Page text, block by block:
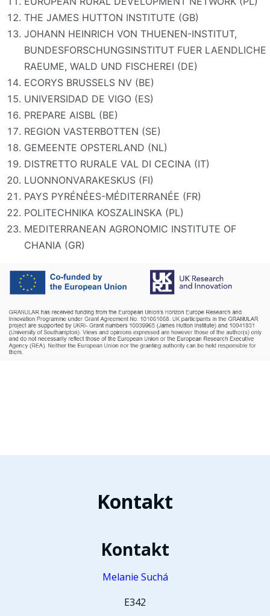
THE JAMES HUTTON INSTITUTE (GB)
JOHANN HEINRICH VON THUENEN-INSTITUT,
BUNDESFORSCHUNGSINSTITUT FUER LAENDLICHE
RAEUME, WALD UND FISCHEREI (DE)
ECORYS BRUSSELS NV (BE)
UNIVERSIDAD DE VIGO (ES)
PREPARE AISBL (BE)
REGION VASTERBOTTEN (SE)
GEMEENTE OPSTERLAND (NL)
DISTRETTO RURALE VAL DI CECINA (IT)
LUONNONVARAKESKUS (FI)
PAYS PYRÉNÉES-MÉDITERRANÉE (FR)
POLITECHNIKA KOSZALINSKA (PL)
MEDITERRANEAN AGRONOMIC INSTITUTE OF
CHANIA (GR)
Kontakt
Kontakt
Melanie Suchá
E342